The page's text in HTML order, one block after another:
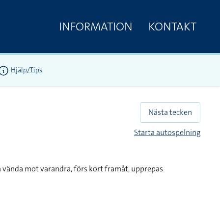
INFORMATION KONTAKT
Hjälp/Tips
Nästa tecken
Starta autospelning
mot varandra, förs kort framåt, upprepas